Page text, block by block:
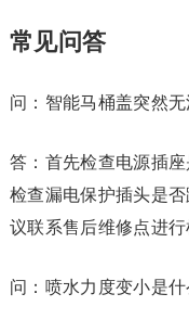
常见问答
问：智能马桶盖突然
答：首先检查电源插
检查漏电保护插头是
议联系售后维修点进行
问：喷水力度变小是什